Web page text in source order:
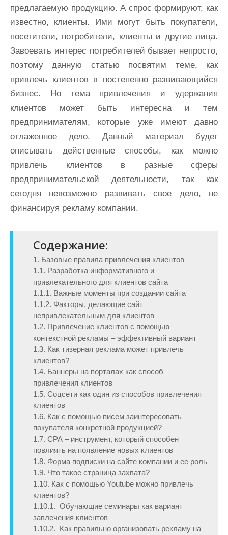
предлагаемую продукцию. А спрос формируют, как
известно, клиенты. Ими могут быть покупатели,
посетители, потребители, клиенты и другие лица.
Завоевать интерес потребителей бывает непросто,
поэтому данную статью посвятим теме, как
привлечь клиентов в постепенно развивающийся
бизнес. Но тема привлечения и удержания
клиентов может быть интересна и тем
предпринимателям, которые уже имеют давно
отлаженное дело. Данный материал будет
описывать действенные способы, как можно
привлечь клиентов в разные сферы
предпринимательской деятельности, так как
сегодня невозможно развивать свое дело, не
финансируя рекламу компании.
Содержание:
1. Базовые правила привлечения клиентов
1.1. Разработка информативного и
привлекательного для клиентов сайта
1.1.1. Важные моменты при создании сайта
1.1.2. Факторы, делающие сайт
непривлекательным для клиентов
1.2. Привлечение клиентов с помощью
контекстной рекламы – эффективный вариант
1.3. Как тизерная реклама может привлечь
клиентов?
1.4. Баннеры на порталах как способ
привлечения клиентов
1.5. Соцсети как один из способов привлечения
клиентов
1.6. Как с помощью писем заинтересовать
покупателя конкретной продукцией?
1.7. СРА – инструмент, который способен
повлиять на появление новых клиентов
1.8. Форма подписки на сайте компании и ее роль
1.9. Что такое страница захвата?
1.10. Как с помощью Youtube можно привлечь
клиентов?
1.10.1. Обучающие семинары как вариант
завлечения клиентов
1.10.2. Как правильно организовать рекламу на